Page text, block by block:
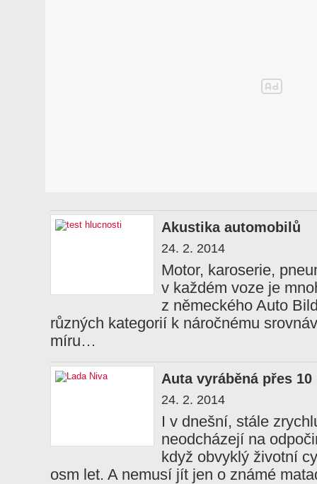
Akustika automobilů
24. 2. 2014
Motor, karoserie,
v každém voze je
z německého Auto
různých kategorií k náročnému
míru…
Auta vyráběná přes 10
24. 2. 2014
I v dnešní, stále
neodcházejí na
když obvyklý životní
osm let. A nemusí jít jen o známé